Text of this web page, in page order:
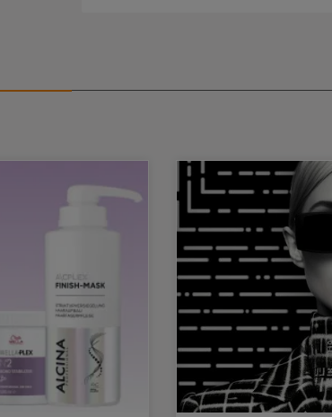
sich fließend. Tipp: Stellen Sie sicher, dass Ihr
Kérastase Discipline Fondant Fluidéaliste
Strähnenweise in das handtuchtrockene Haar
einarbeiten. Empfohlene Einwirkzeit: 2-3
Minuten. Aufemulgieren, ausspülen.